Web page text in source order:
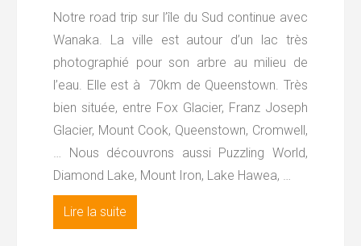
Notre road trip sur l’île du Sud continue avec
Wanaka. La ville est autour d’un lac très
photographié pour son arbre au milieu de
l’eau. Elle est à 70km de Queenstown. Très
bien située, entre Fox Glacier, Franz Joseph
Glacier, Mount Cook, Queenstown, Cromwell,
… Nous découvrons aussi Puzzling World,
Diamond Lake, Mount Iron, Lake Hawea, …
Lire la suite